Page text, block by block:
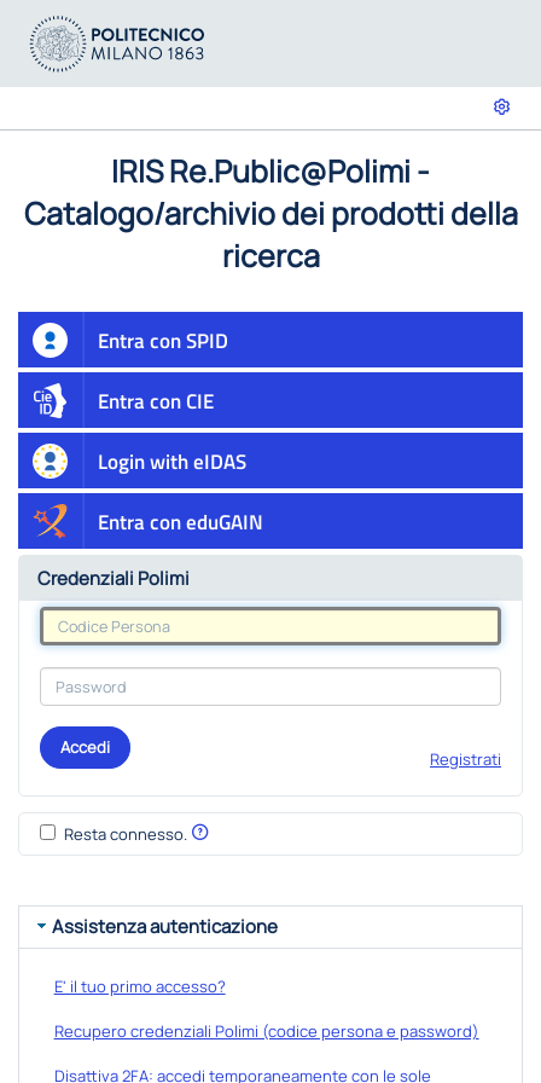
IRIS Re.Public@Polimi -
Catalogo/archivio dei prodotti della
ricerca
Entra con SPID
Entra con CIE
Login with eIDAS
Entra con eduGAIN
Credenziali Polimi
Accedi
Registrati
Resta connesso.
Assistenza autenticazione
E' il tuo primo accesso?
Recupero credenziali Polimi (codice persona e password)
Disattiva 2FA: accedi temporaneamente con le sole